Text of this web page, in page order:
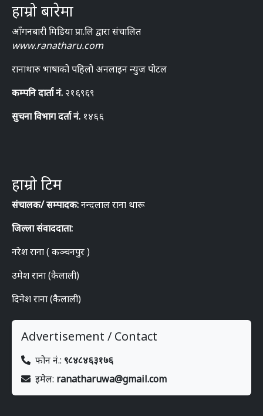
हाम्रो बारेमा
आँगनबारी मिडिया प्रा.लि द्वारा संचालित
www.ranatharu.com
रानाथारु भाषाको पहिलो अनलाइन न्युज पोटल
कम्पनि दार्ता नं. २१६९६९
सुचना विभाग दर्ता नं. १४६६
हाम्रो टिम
संचालक/ सम्पादक:नन्दलाल राना थारू
जिल्ला संवाददाता:
नरेश राना ( कञ्चनपुर )
उमेश राना (कैलाली)
दिनेश राना (कैलाली)
Advertisement / Contact
फोन नं.: ९८४८४६३१७६
इमेल: ranatharuwa@gmail.com